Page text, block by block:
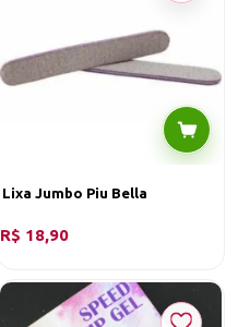
Lixa Jumbo Piu Bella
R$ 18,90